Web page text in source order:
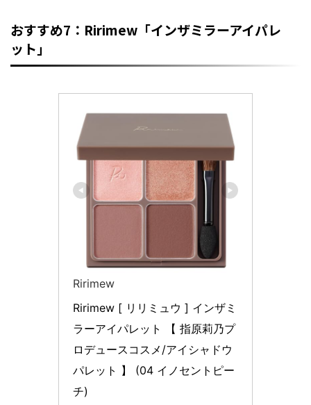
おすすめ7：Ririmew「インザミラーアイパレ
ット」
Ririmew
Ririmew [ リリミュウ ] インザミ
ラーアイパレット 【 指原莉乃プ
ロデュースコスメ/アイシャドウ
パレット 】 (04 イノセントピー
チ)